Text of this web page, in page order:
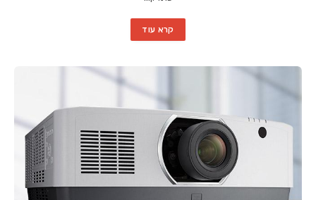
קרא עוד